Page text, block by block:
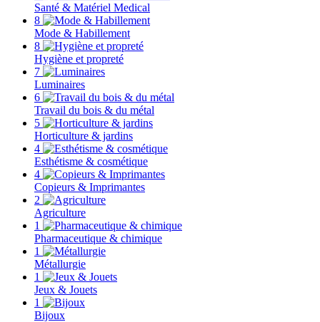
Santé & Matériel Medical
8
Mode & Habillement
8
Hygiène et propreté
7
Luminaires
6
Travail du bois & du métal
5
Horticulture & jardins
4
Esthétisme & cosmétique
4
Copieurs & Imprimantes
2
Agriculture
1
Pharmaceutique & chimique
1
Métallurgie
1
Jeux & Jouets
1
Bijoux